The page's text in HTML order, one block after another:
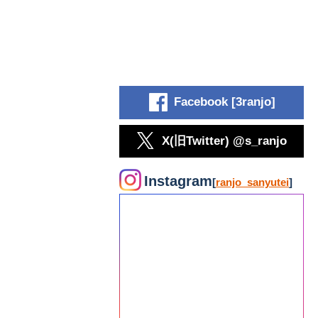
Facebook [3ranjo]
X(旧Twitter) @s_ranjo
Instagram[ranjo_sanyutei]